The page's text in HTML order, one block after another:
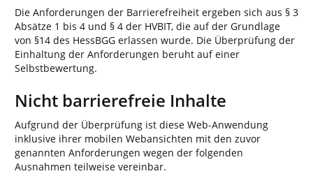
Die Anforderungen der Barrierefreiheit ergeben sich aus § 3
Absätze 1 bis 4 und § 4 der HVBIT, die auf der Grundlage
von §14 des HessBGG erlassen wurde. Die Überprüfung der
Einhaltung der Anforderungen beruht auf einer
Selbstbewertung.
Nicht barrierefreie Inhalte
Aufgrund der Überprüfung ist diese Web-Anwendung
inklusive ihrer mobilen Webansichten mit den zuvor
genannten Anforderungen wegen der folgenden
Ausnahmen teilweise vereinbar.